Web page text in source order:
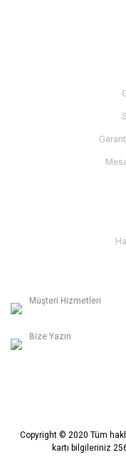
Müşteri Hizmetleri
Bize Yazın
Copyright © 2020 Tüm
kartı bilgileriniz